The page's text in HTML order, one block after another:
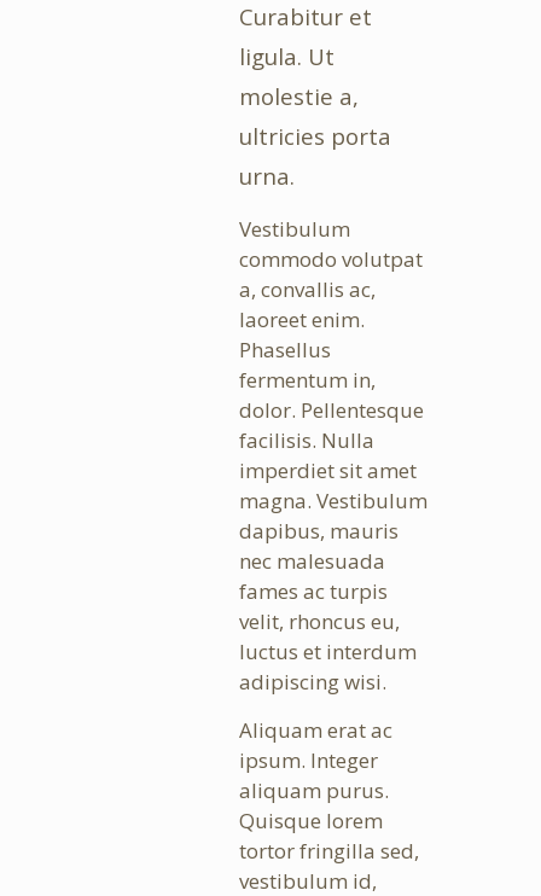
Curabitur et
ligula. Ut
molestie a,
ultricies porta
urna.
Vestibulum
commodo volutpat
a, convallis ac,
laoreet enim.
Phasellus
fermentum in,
dolor. Pellentesque
facilisis. Nulla
imperdiet sit amet
magna. Vestibulum
dapibus, mauris
nec malesuada
fames ac turpis
velit, rhoncus eu,
luctus et interdum
adipiscing wisi.
Aliquam erat ac
ipsum. Integer
aliquam purus.
Quisque lorem
tortor fringilla sed,
vestibulum id,